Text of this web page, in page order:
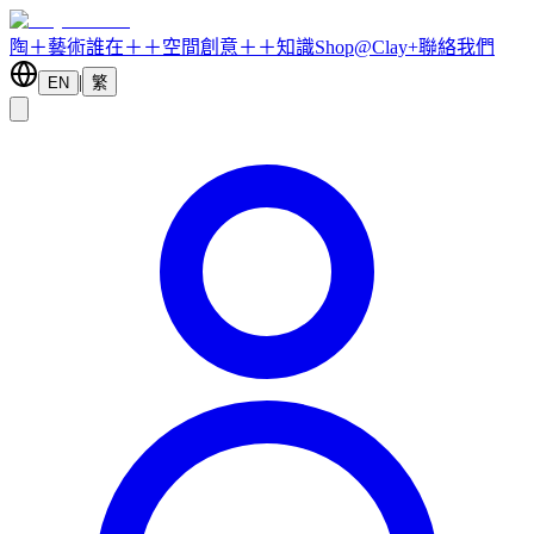
陶＋藝術誰在＋ ＋空間創意＋ ＋知識Shop@Clay+聯絡我們
EN | 繁